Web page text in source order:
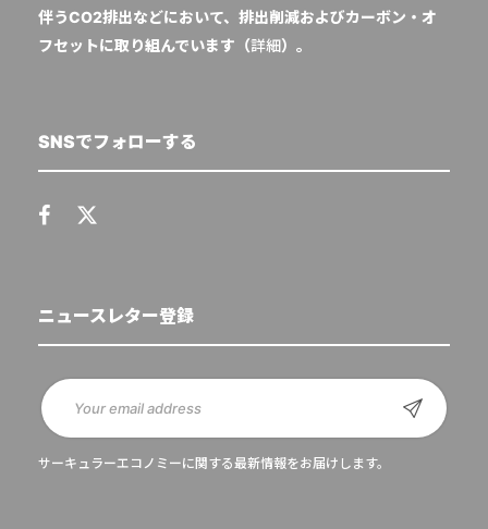
伴うCO2排出などにおいて、排出削減およびカーボン・オ
フセットに取り組んでいます（詳細）。
SNSでフォローする
ニュースレター登録
サーキュラーエコノミーに関する最新情報をお届けします。